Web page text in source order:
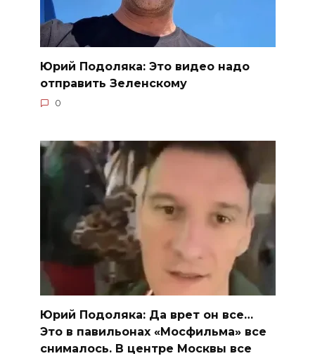
Юрий Подоляка: Это видео надо
отправить Зеленскому
0
Юрий Подоляка: Да врет он все…
Это в павильонах «Мосфильма» все
снималось. В центре Москвы все